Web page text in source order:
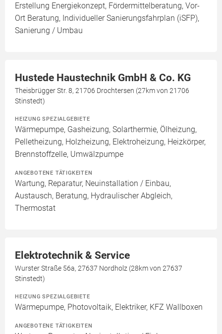
Erstellung Energiekonzept, Fördermittelberatung, Vor-
Ort Beratung, Individueller Sanierungsfahrplan (iSFP),
Sanierung / Umbau
Hustede Haustechnik GmbH & Co. KG
Theisbrügger Str. 8, 21706 Drochtersen (27km von 21706
Stinstedt)
HEIZUNG SPEZIALGEBIETE
Wärmepumpe, Gasheizung, Solarthermie, Ölheizung,
Pelletheizung, Holzheizung, Elektroheizung, Heizkörper,
Brennstoffzelle, Umwälzpumpe
ANGEBOTENE TÄTIGKEITEN
Wartung, Reparatur, Neuinstallation / Einbau,
Austausch, Beratung, Hydraulischer Abgleich,
Thermostat
Elektrotechnik & Service
Wurster Straße 56a, 27637 Nordholz (28km von 27637
Stinstedt)
HEIZUNG SPEZIALGEBIETE
Wärmepumpe, Photovoltaik, Elektriker, KFZ Wallboxen
ANGEBOTENE TÄTIGKEITEN